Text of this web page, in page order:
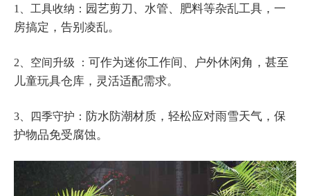
1、工具收纳： 园艺剪刀、水管、肥料等杂乱工具，一
房搞定，告别凌乱。
2、空间升级 ： 可作为迷你工作间、户外休闲角，甚至
儿童玩具仓库，灵活适配需求。
3、四季守护： 防水防潮材质，轻松应对雨雪天气，保
护物品免受腐蚀。